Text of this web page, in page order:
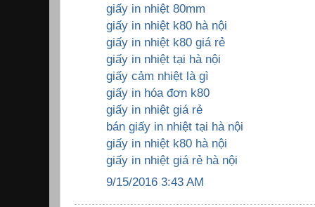
giấy in nhiệt 80mm
giấy in nhiệt k80 hà nội
giấy in nhiệt k80 giá rẻ
giấy in nhiệt tại hà nội
giấy cảm nhiệt là gì
giấy in hóa đơn k80
giấy in nhiệt giá rẻ
bán giấy in nhiệt tại hà nội
giấy in nhiệt k80 hà nội
giấy in nhiệt giá rẻ hà nội
9/15/2016 3:43 AM